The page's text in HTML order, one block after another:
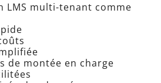
LMS multi-tenant comme
de montée en charge